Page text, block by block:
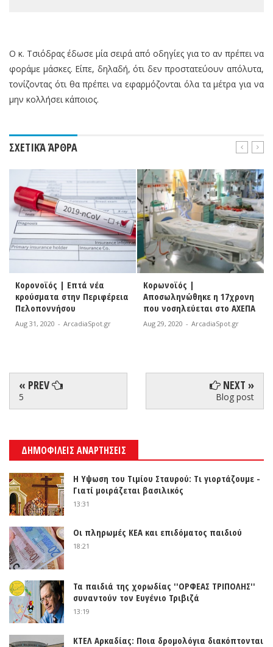
Ο κ. Τσιόδρας έδωσε μία σειρά από οδηγίες για το αν πρέπει να
φοράμε μάσκες. Είπε, δηλαδή, ότι δεν προστατεύουν απόλυτα,
τονίζοντας ότι θα πρέπει να εφαρμόζονται όλα τα μέτρα για να
μην κολλήσει κάποιος.
ΣΧΕΤΙΚΆ ΆΡΘΡΑ
Επτά νέα
Περιφέρεια
ArcadiaSpot.gr
Κορωνοϊός |
Αποσωληνώθηκε η 17χρονη
που νοσηλεύεται στο ΑΧΕΠΑ
Aug 29, 2020 ArcadiaSpot.gr
| Τρία νέα
κορονοϊού
Πελοποννήσου
« PREV
5
NEXT »
Blog post
ΔΗΜΟΦΙΛΕΙΣ ΑΝΑΡΤΗΣΕΙΣ
Η Υψωση του Τιμίου Σταυρού: Τι γιορτάζουμε -
Γιατί μοιράζεται βασιλικός
13:31
Οι πληρωμές ΚΕΑ και επιδόματος παιδιού
18:21
Τα παιδιά της χορωδίας ''ΟΡΦΕΑΣ ΤΡΙΠΟΛΗΣ''
συναντούν τον Ευγένιο Τριβιζά
13:19
ΚΤΕΛ Αρκαδίας: Ποια δρομολόγια διακόπτονται